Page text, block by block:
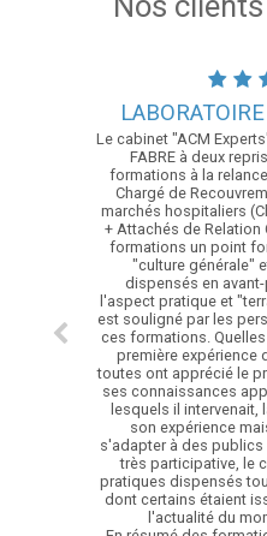
Le cabinet "ACM
FABRE à deux
formations à la
Chargé de
marchés hospitaliers
+ Attachés de Relation
formations un point
"culture générale"
dispensés en
l'aspect pratique et
est souligné par les
ces formations.
première expérience
toutes ont apprécié le
ses connaissances
lesquels il intervenait,
son expérience
s'adapter à des
très participative, le
pratiques dispensés
dont certains étaient
l'actualité du